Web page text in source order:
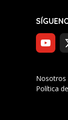
Nosotros
Política